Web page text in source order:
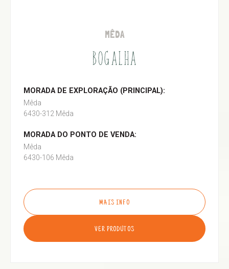
MÊDA
BOGALHA
MORADA DE EXPLORAÇÃO (PRINCIPAL):
Mêda
6430-312 Mêda
MORADA DO PONTO DE VENDA:
Mêda
6430-106 Mêda
MAIS INFO
VER PRODUTOS